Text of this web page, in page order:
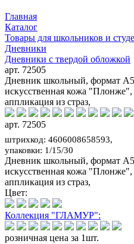
Главная
Каталог
Товары для школьников и
Дневники
Дневники с твердой обложкой
арт. 72505
Дневник школьный, формат
искусственная кожа
аппликация из страз,
арт. 72505
штрихкод: 4606008658593,
упаковки: 1/15/30
Дневник школьный, формат
искусственная кожа
аппликация из страз,
Цвет:
Коллекция "ГЛАМУР":
розничная цена за 1шт.